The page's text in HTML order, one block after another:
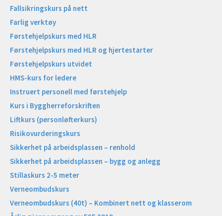
Fallsikringskurs på nett
Farlig verktøy
Førstehjelpskurs med HLR
Førstehjelpskurs med HLR og hjertestarter
Førstehjelpskurs utvidet
HMS-kurs for ledere
Instruert personell med førstehjelp
Kurs i Byggherreforskriften
Liftkurs (personløfterkurs)
Risikovurderingskurs
Sikkerhet på arbeidsplassen – renhold
Sikkerhet på arbeidsplassen – bygg og anlegg
Stillaskurs 2-5 meter
Verneombudskurs
Verneombudskurs (40t) – Kombinert nett og klasserom